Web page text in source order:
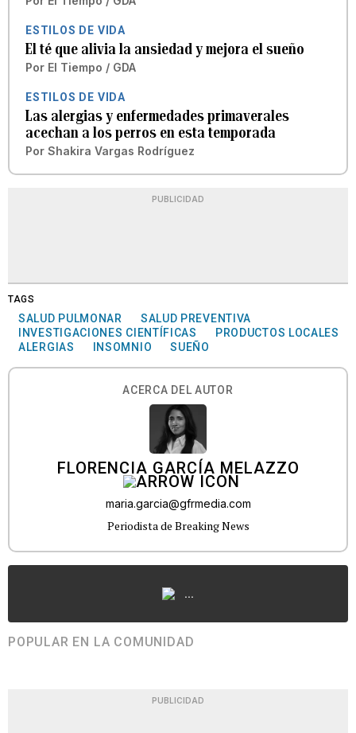
ESTILOS DE VIDA
El té que alivia la ansiedad y mejora el sueño
Por El Tiempo / GDA
ESTILOS DE VIDA
Las alergias y enfermedades primaverales
acechan a los perros en esta temporada
Por Shakira Vargas Rodríguez
PUBLICIDAD
TAGS
SALUD PULMONAR
SALUD PREVENTIVA
INVESTIGACIONES CIENTÍFICAS
PRODUCTOS LOCALES
ALERGIAS
INSOMNIO SUEÑO
ACERCA DEL AUTOR
FLORENCIA GARCÍA MELAZZO
maria.garcia@gfrmedia.com
Periodista de Breaking News
...
POPULAR EN LA COMUNIDAD
PUBLICIDAD